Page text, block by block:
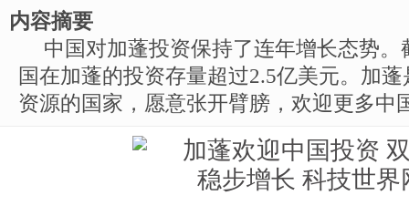
内容摘要
中国对加蓬投资保持了连年增长态势。
国在加蓬的投资存量超过2.5亿美元。加
资源的国家，愿意张开臂膀，欢迎更多中